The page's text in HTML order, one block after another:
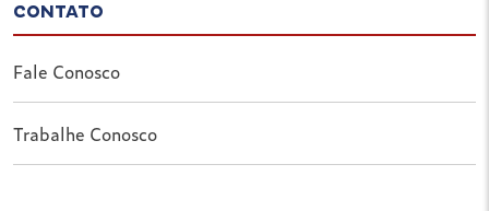
CONTATO
Fale Conosco
Trabalhe Conosco